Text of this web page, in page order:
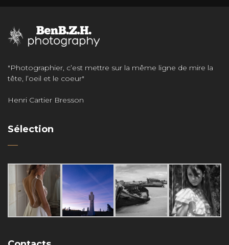
"Photographier, c’est mettre sur la même ligne de mire la
tête, l’oeil et le coeur"
Henri Cartier Bresson
Sélection